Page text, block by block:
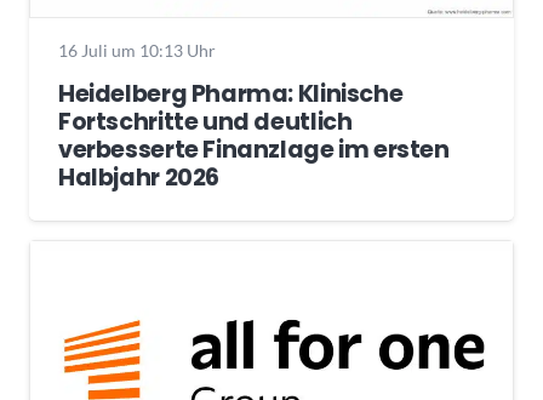
16 Juli um 10:13 Uhr
Heidelberg Pharma: Klinische
Fortschritte und deutlich
verbesserte Finanzlage im ersten
Halbjahr 2026